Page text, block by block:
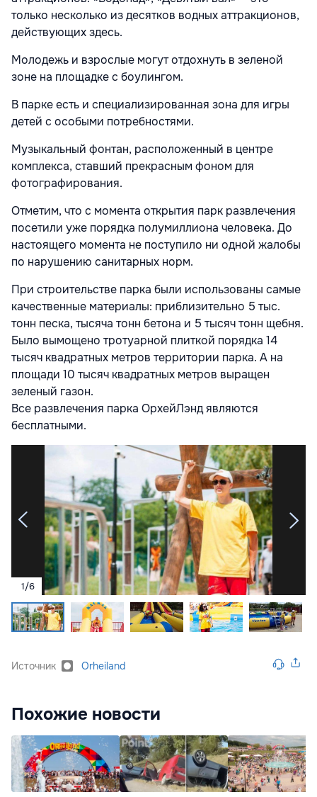
только несколько из десятков водных аттракционов,
действующих здесь.
Молодежь и взрослые могут отдохнуть в зеленой
зоне на площадке с боулингом.
В парке есть и специализированная зона для игры
детей с особыми потребностями.
Музыкальный фонтан, расположенный в центре
комплекса, ставший прекрасным фоном для
фотографирования.
Отметим, что с момента открытия парк развлечения
посетили уже порядка полумиллиона человека. До
настоящего момента не поступило ни одной жалобы
по нарушению санитарных норм.
При строительстве парка были использованы самые
качественные материалы: приблизительно 5 тыс.
тонн песка, тысяча тонн бетона и 5 тысяч тонн щебня.
Было вымощено тротуарной плиткой порядка 14
тысяч квадратных метров территории парка. А на
площади 10 тысяч квадратных метров выращен
зеленый газон.
Все развлечения парка ОрхейЛэнд являются
бесплатными.
1/6
Источник Orheiland
Похожие новости